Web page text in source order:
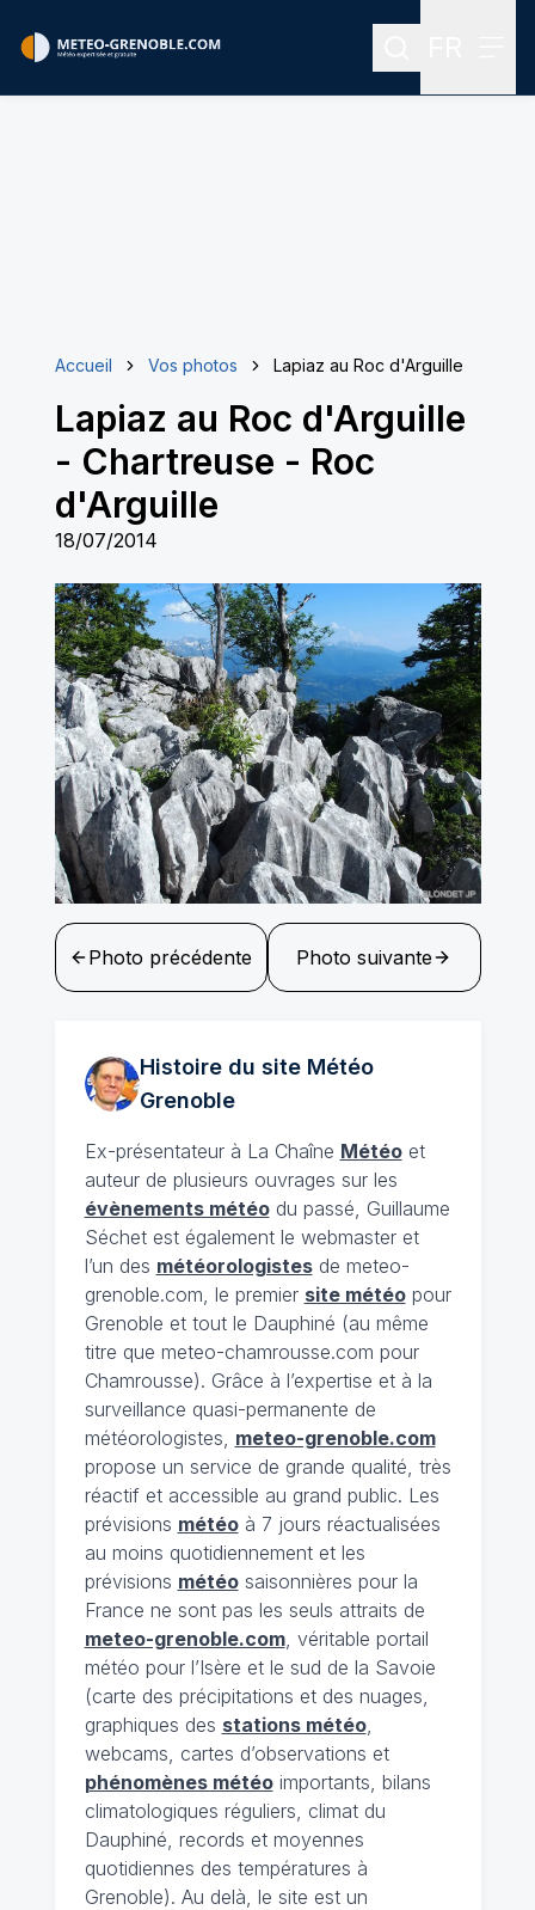
Rechercher
Accueil Vos photos Lapiaz au Roc d'Arguille
Lapiaz au Roc d'Arguille
- Chartreuse - Roc
d'Arguille
18/07/2014
Photo précédente Photo suivante
Histoire du site Météo
Grenoble
Ex-présentateur à La Chaîne Météoet
auteur de plusieurs ouvrages sur les
évènements météodu passé, Guillaume
Séchet est également le webmaster et
l’un des météorologistesde meteo-
grenoble.com, le premier site météopour
Grenoble et tout le Dauphiné (au même
titre que meteo-chamrousse.com pour
Chamrousse). Grâce à l’expertise et à la
surveillance quasi-permanente de
météorologistes, meteo-grenoble.com
propose un service de grande qualité, très
réactif et accessible au grand public. Les
prévisions météoà 7 jours réactualisées
au moins quotidiennement et les
prévisions météosaisonnières pour la
France ne sont pas les seuls attraits de
meteo-grenoble.com, véritable portail
météo pour l’Isère et le sud de la Savoie
(carte des précipitations et des nuages,
graphiques des stations météo,
webcams, cartes d’observations et
phénomènes météoimportants, bilans
climatologiques réguliers, climat du
Dauphiné, records et moyennes
quotidiennes des températures à
Grenoble). Au delà, le site est un